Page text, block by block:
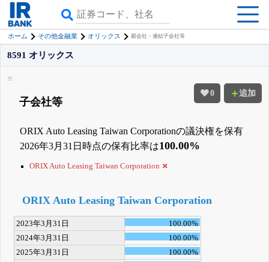
ホーム その他金融業 オリックス 親会社・連結子会社等
0 追加
8591 オリックス
子会社等
ORIX Auto Leasing Taiwan Corporationの議決権を保有
2026年3月31日時点の保有比率は100.00%
ORIX Auto Leasing Taiwan Corporation
ORIX Auto Leasing Taiwan Corporation
2023年3月31日
100.00%
2024年3月31日
100.00%
2025年3月31日
100.00%